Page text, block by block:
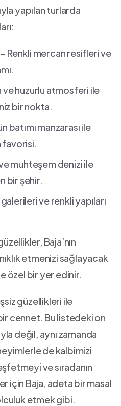
yapılan turlarda
– Renkli mercan resifleri ‌ve
ve huzurlu atmosferi ile
bir nokta.
batımı manzarası ile⁣
favorisi.
muhteşem denizi ​ile
bir şehir.
ve‍ renkli yapıları
Baja’nın
etmenizi sağlayacak‌
özel bir yer edinir.
güzellikleri ile
cennet.⁣ Bu listedeki on
değil, aynı zamanda
de kalbimizi
ve sıradanın
için⁢ Baja, adeta ⁢bir masal
etmek gibi.